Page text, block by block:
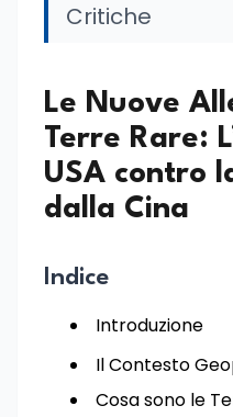
Critiche
Le Nuove
Terre Rare:
USA contro
dalla Cina
Indice
Introduzione
Il Contesto
Cosa sono le